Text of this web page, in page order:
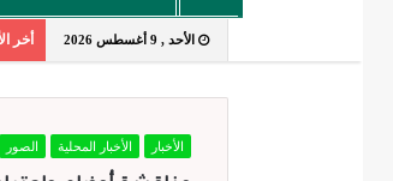
الأحد , 9 أغسطس 2026 أخر
الأخبار الأخبار المحلية الصور